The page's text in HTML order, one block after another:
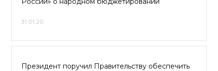
31.01.20
Президент поручил Правительству обеспечить